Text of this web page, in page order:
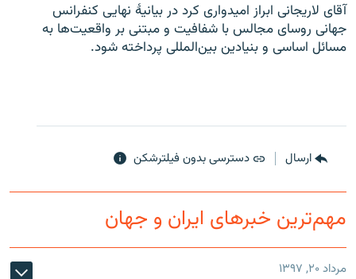
آقای لاریجانی ابراز امیدواری کرد در بیانیۀ نهایی کنفرانس
جهانی روسای مجالس با شفافیت و مبتنی بر واقعیت‌ها به
مسائل اساسی و بنیادین بین‌المللی پرداخته شود.
ارسال دسترسی بدون فیلترشکن
مهم‌ترین خبرهای ایران و جهان
مرداد ۲۰, ۱۳۹۷